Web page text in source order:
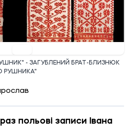
- ЗАГУБЛЕНИЙ БРАТ-БЛИЗНЮК
РУШНИКА"
польові записи Івана